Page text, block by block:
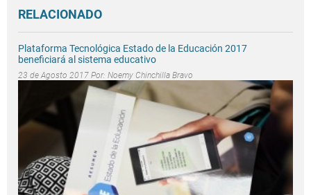
RELACIONADO
Plataforma Tecnológica Estado de la Educación 2017
beneficiará al sistema educativo
23 de Agosto 2017 Por: Noemy Chinchilla Bravo